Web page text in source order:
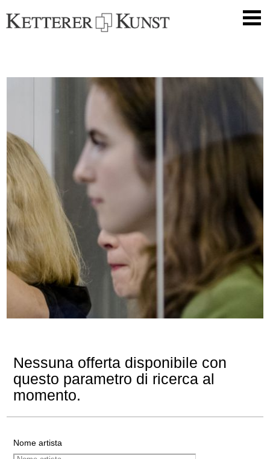
Nessuna offerta disponibile con
questo parametro di ricerca al
momento.
Nome artista